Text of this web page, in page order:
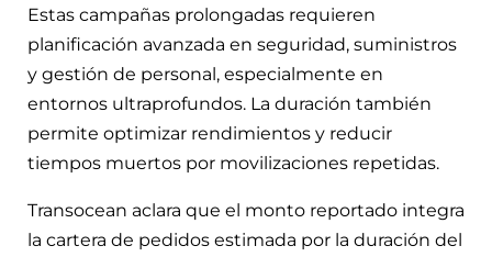
Estas campañas prolongadas requieren
planificación avanzada en seguridad, suministros
y gestión de personal, especialmente en
entornos ultraprofundos. La duración también
permite optimizar rendimientos y reducir
tiempos muertos por movilizaciones repetidas.
Transocean aclara que el monto reportado integra
la cartera de pedidos estimada por la duración del